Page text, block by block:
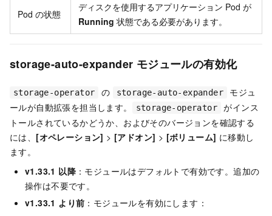
Pod の状態
ディスクを使用するアプリケーション Pod が
Running 状態である必要があります。
storage-auto-expander モジュールの有効化
storage-operator の storage-auto-expander
モジュ
ールが自動拡張を担当します。
storage-operator
がインス
トールされているかどうか、およびそのバージョンを確認する
には、 [オペレーション] > [アドオン] > [ボリューム] に移動し
ます。
v1.33.1 以降 ：モジュールはデフォルトで有効です。追加の
操作は不要です。
v1.33.1 より前 ：モジュールを有効にします：